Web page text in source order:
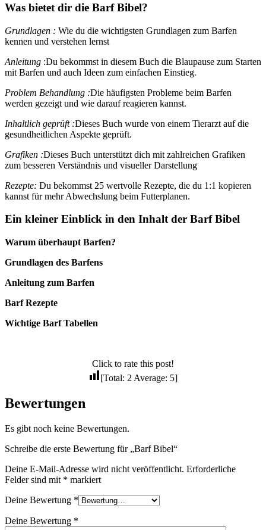
Was bietet dir die Barf Bibel?
Grundlagen : Wie du die wichtigsten Grundlagen zum Barfen
kennen und verstehen lernst
Anleitung :Du bekommst in diesem Buch die Blaupause zum Starten
mit Barfen und auch Ideen zum einfachen Einstieg.
Problem Behandlung :Die häufigsten Probleme beim Barfen
werden gezeigt und wie darauf reagieren kannst.
Inhaltlich geprüft :Dieses Buch wurde von einem Tierarzt auf die
gesundheitlichen Aspekte geprüft.
Grafiken :Dieses Buch unterstützt dich mit zahlreichen Grafiken
zum besseren Verständnis und visueller Darstellung
Rezepte: Du bekommst 25 wertvolle Rezepte, die du 1:1 kopieren
kannst für mehr Abwechslung beim Futterplanen.
Ein kleiner Einblick in den Inhalt der Barf Bibel
Warum überhaupt Barfen?
Grundlagen des Barfens
Anleitung zum Barfen
Barf Rezepte
Wichtige Barf Tabellen
Click to rate this post!
[Total: 2 Average: 5]
Bewertungen
Es gibt noch keine Bewertungen.
Schreibe die erste Bewertung für „Barf Bibel“
Deine E-Mail-Adresse wird nicht veröffentlicht. Erforderliche
Felder sind mit * markiert
Deine Bewertung *
Deine Bewertung *